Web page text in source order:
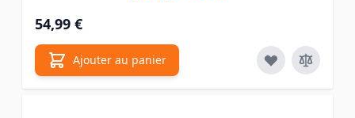
54,99 €
Ajouter au panier